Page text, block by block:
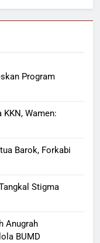
Program
Wamen:
Barok, Forkabi
Stigma
Anugrah
BUMD